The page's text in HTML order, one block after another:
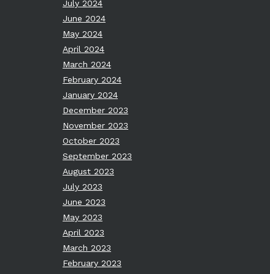
July 2024
June 2024
May 2024
April 2024
March 2024
February 2024
January 2024
December 2023
November 2023
October 2023
September 2023
August 2023
July 2023
June 2023
May 2023
April 2023
March 2023
February 2023